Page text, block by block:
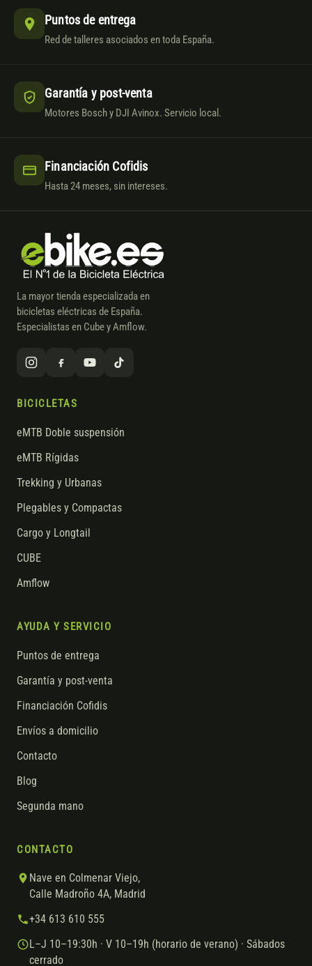
Puntos de entrega
Red de talleres asociados en toda España.
Garantía y post-venta
Motores Bosch y DJI Avinox. Servicio local.
Financiación Cofidis
Hasta 24 meses, sin intereses.
La mayor tienda especializada en
bicicletas eléctricas de España.
Especialistas en Cube y Amflow.
BICICLETAS
eMTB Doble suspensión
eMTB Rígidas
Trekking y Urbanas
Plegables y Compactas
Cargo y Longtail
CUBE
Amflow
AYUDA Y SERVICIO
Puntos de entrega
Garantía y post-venta
Financiación Cofidis
Envíos a domicilio
Contacto
Blog
Segunda mano
CONTACTO
Nave en Colmenar Viejo,
Calle Madroño 4A, Madrid
+34 613 610 555
L–J 10–19:30h · V 10–19h (horario de verano) · Sábados
cerrado